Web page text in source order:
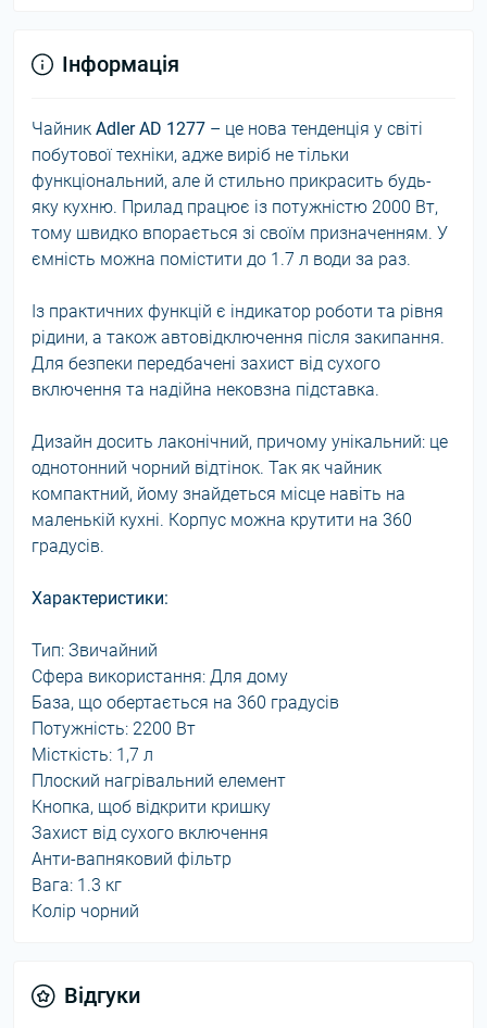
Інформація
Чайник Adler AD 1277 – це нова тенденція у світі
побутової техніки, адже виріб не тільки
функціональний, але й стильно прикрасить будь-
яку кухню. Прилад працює із потужністю 2000 Вт,
тому швидко впорається зі своїм призначенням. У
ємність можна помістити до 1.7 л води за раз.
Із практичних функцій є індикатор роботи та рівня
рідини, а також автовідключення після закипання.
Для безпеки передбачені захист від сухого
включення та надійна нековзна підставка.
Дизайн досить лаконічний, причому унікальний: це
однотонний чорний відтінок. Так як чайник
компактний, йому знайдеться місце навіть на
маленькій кухні. Корпус можна крутити на 360
градусів.
Характеристики:
Тип: Звичайний
Сфера використання: Для дому
База, що обертається на 360 градусів
Потужність: 2200 Вт
Місткість: 1,7 л
Плоский нагрівальний елемент
Кнопка, щоб відкрити кришку
Захист від сухого включення
Анти-вапняковий фільтр
Вага: 1.3 кг
Колір чорний
Відгуки